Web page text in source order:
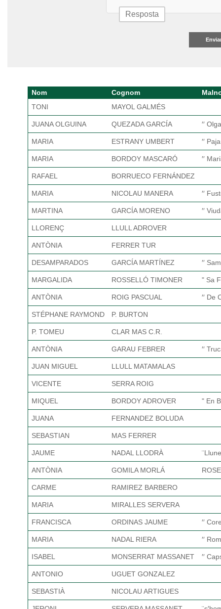
Nom Cognom
TONI
MAYOL GALMÉS
JUANA OLGUINA QUEZADA GARCÍA ′′ Olga
MARIA ESTRANY UMBERT ′′
MARIA BORDOY MASCARÓ ′′
RAFAEL BORRUECO FERNÁNDEZ
MARIA NICOLAU MANERA ′′
MARTINA GARCÍA MORENO ′′
LLORENÇ LLULL ADROVER
ANTÒNIA FERRER TUR
DESAMPARADOS GARCÍA MARTÍNEZ ′′
MARGALIDA ROSSELLÓ TIMONER " Sa
ANTÒNIA ROIG PASCUAL ′′ De
STÉPHANE RAYMOND P. BURTON
P. TOMEU CLAR MAS C.R.
ANTÒNIA GARAU FEBRER ′′
JUAN MIGUEL LLULL MATAMALAS
VICENTE SERRA ROIG
MIQUEL BORDOY ADROVER " En
JUANA FERNANDEZ BOLUDA
SEBASTIAN MAS FERRER
JAUME NADAL LLODRÀ
ANTÒNIA GOMILA MORLÁ
CARME RAMIREZ BARBERO
MARIA MIRALLES SERVERA
FRANCISCA ORDINAS JAUME ′′
MARIA NADAL RIERA ′′
ISABEL MONSERRAT MASSANET ′′
ANTONIO UGUET GONZALEZ
SEBASTIÀ NICOLAU ARTIGUES